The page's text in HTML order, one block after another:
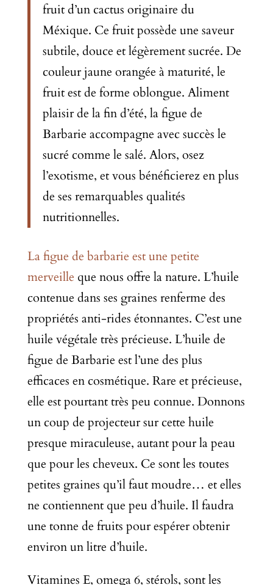
fruit d’un cactus originaire du
Méxique. Ce fruit possède une saveur
subtile, douce et légèrement sucrée. De
couleur jaune orangée à maturité, le
fruit est de forme oblongue. Aliment
plaisir de la fin d’été, la figue de
Barbarie accompagne avec succès le
sucré comme le salé. Alors, osez
l’exotisme, et vous bénéficierez en plus
de ses remarquables qualités
nutritionnelles.
La figue de barbarie est une petite
merveille que nous offre la nature. L’huile
contenue dans ses graines renferme des
propriétés anti-rides étonnantes. C’est une
huile végétale très précieuse. L’huile de
figue de Barbarie est l’une des plus
efficaces en cosmétique. Rare et précieuse,
elle est pourtant très peu connue. Donnons
un coup de projecteur sur cette huile
presque miraculeuse, autant pour la peau
que pour les cheveux. Ce sont les toutes
petites graines qu’il faut moudre… et elles
ne contiennent que peu d’huile. Il faudra
une tonne de fruits pour espérer obtenir
environ un litre d’huile.
Vitamines E, omega 6, stérols, sont les